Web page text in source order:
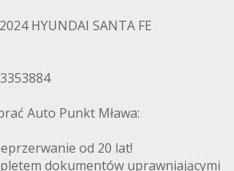
HYUNDAI SANTA FE
Auto Punkt Mława:
od 20 lat!
dokumentów uprawniającymi